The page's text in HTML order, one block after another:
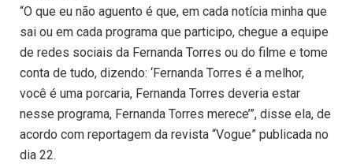
“O que eu não aguento é que, em cada notícia minha que
sai ou em cada programa que participo, chegue a equipe
de redes sociais da Fernanda Torres ou do filme e tome
conta de tudo, dizendo: ‘Fernanda Torres é a melhor,
você é uma porcaria, Fernanda Torres deveria estar
nesse programa, Fernanda Torres merece’”, disse ela, de
acordo com reportagem da revista “Vogue” publicada no
dia 22.